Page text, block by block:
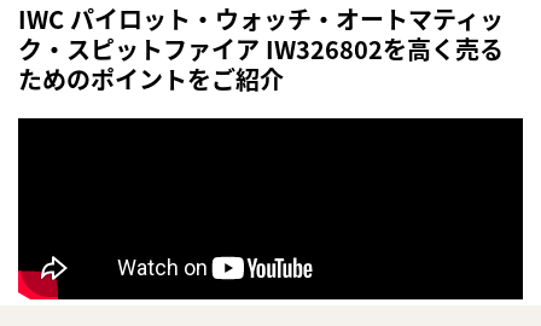
IWC パイロット・ウォッチ・オートマティッ
ク・スピットファイア IW326802を高く売る
ためのポイントをご紹介